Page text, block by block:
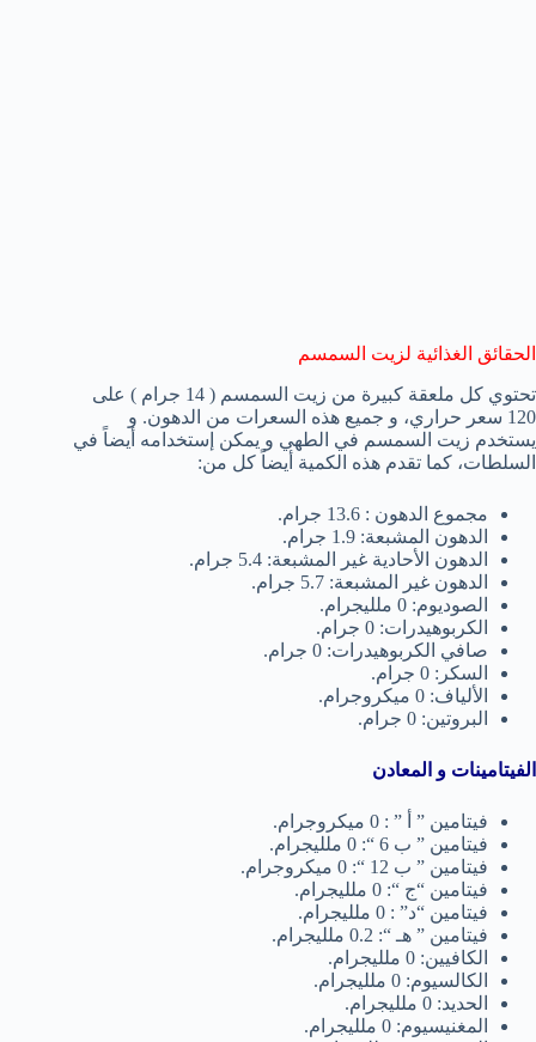
الحقائق الغذائية لزيت السمسم
تحتوي كل ملعقة كبيرة من زيت السمسم ( 14 جرام ) على
120 سعر حراري، و جميع هذه السعرات من الدهون. و
يستخدم زيت السمسم في الطهي و يمكن إستخدامه أيضاً في
السلطات، كما تقدم هذه الكمية أيضاً كل من:
مجموع الدهون : 13.6 جرام.
الدهون المشبعة: 1.9 جرام.
الدهون الأحادية غير المشبعة: 5.4 جرام.
الدهون غير المشبعة: 5.7 جرام.
الصوديوم: 0 ملليجرام.
الكربوهيدرات: 0 جرام.
صافي الكربوهيدرات: 0 جرام.
السكر: 0 جرام.
الألياف: 0 ميكروجرام.
البروتين: 0 جرام.
الفيتامينات و المعادن
فيتامين ” أ ” : 0 ميكروجرام.
فيتامين ” ب 6 “: 0 ملليجرام.
فيتامين ” ب 12 “: 0 ميكروجرام.
فيتامين “ج “: 0 ملليجرام.
فيتامين “د” : 0 ملليجرام.
فيتامين ” هـ “: 0.2 ملليجرام.
الكافيين: 0 ملليجرام.
الكالسيوم: 0 ملليجرام.
الحديد: 0 ملليجرام.
المغنيسيوم: 0 ملليجرام.